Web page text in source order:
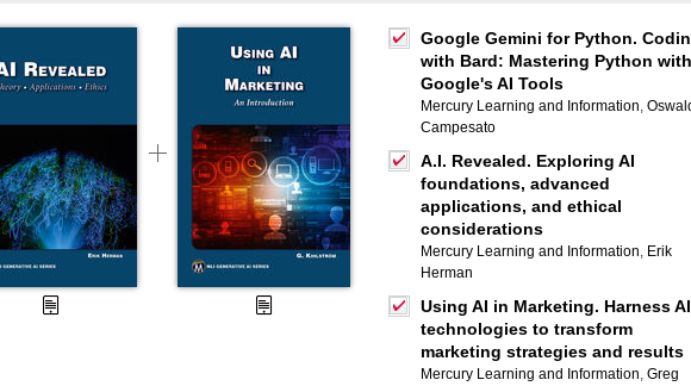
Google Gemini for Python.
with Bard: Mastering Python with
Google's AI Tools
Mercury Learning and Information,
Campesato
A.I. Revealed. Exploring AI
foundations, advanced
applications, and ethical
considerations
Mercury Learning and Information, Erik
Herman
Using AI in Marketing. Harness AI
technologies to transform
marketing strategies and results
Mercury Learning and Information, Greg